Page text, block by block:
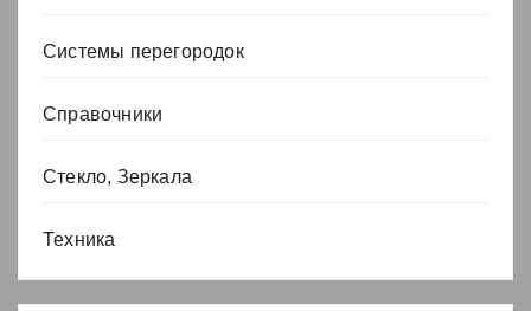
Системы перегородок
Справочники
Стекло, Зеркала
Техника